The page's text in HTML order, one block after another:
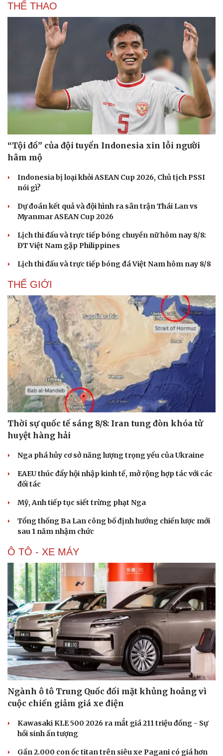
Văn hóa
Sân khấu - Điện ảnh
Văn học
Di sản
Nghệ sĩ
THỂ THAO
“Tội đồ” của đội tuyển Indonesia xin lỗi người
hâm mộ
Indonesia bị loại khỏi ASEAN Cup 2026, Chủ tịch PSSI
nói gì?
Dự đoán kết quả và đội hình ra sân trận Thái Lan vs
Myanmar ASEAN Cup 2026
Lịch thi đấu và trực tiếp bóng chuyền nữ hôm nay 8/8:
ĐT Việt Nam gặp Philippines
Lịch thi đấu và trực tiếp bóng đá Việt Nam hôm nay 8/8
THẾ GIỚI
Thời sự quốc tế sáng 8/8: Iran tung đòn khóa tử
huyệt hàng hải
Nga phá hủy cơ sở năng lượng trọng yếu của Ukraine
EAEU thúc đẩy hội nhập kinh tế, mở rộng hợp tác với các
đối tác
Mỹ, Anh tiếp tục siết trừng phạt Nga
Tổng thống Ba Lan công bố định hướng chiến lược mới
sau 1 năm nhậm chức
Ô TÔ - XE MÁY
Ngành ô tô Trung Quốc đối mặt khủng hoảng vì
cuộc chiến giảm giá xe điện
Kawasaki KLE 500 2026 ra mắt giá 211 triệu đồng - Sự
hồi sinh ấn tượng
Gần 2.000 con ốc titan trên siêu xe Pagani có giá hơn